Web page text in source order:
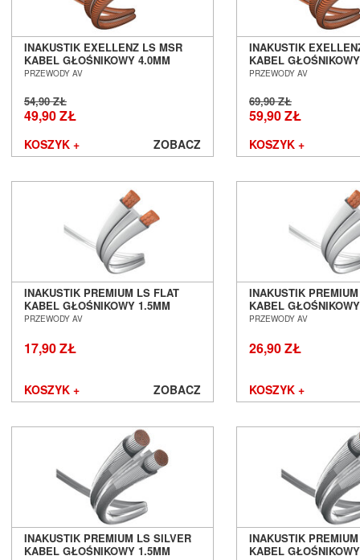
Epson
Erzetich
Esoteric Audio
Euromet
EverSolo
Ferrum
FiberPro
Final Audio
Fyne Audio
Gigawatt
Glanz
Goldring
Harman/Kardon
HiDiamond
INAKUSTIK EXELLENZ LS MSR
KABEL GŁOŚNIKOWY 4.0MM
SALON POZNAŃ WROCŁAW
PRZEWODY AV
54,90 ZŁ
49,90 ZŁ
KOSZYK + ZOBACZ
INAKUSTIK
KABEL
SALON POZNAŃ
PRZEWODY AV
69,90 ZŁ
59,90 ZŁ
KOSZYK +
INAKUSTIK PREMIUM LS FLAT
KABEL GŁOŚNIKOWY 1.5MM
SALON POZNAŃ WROCŁAW
PRZEWODY AV
17,90 ZŁ
KOSZYK + ZOBACZ
INAKUSTIK
KABEL
SALON POZNAŃ
PRZEWODY AV
26,90 ZŁ
KOSZYK +
INAKUSTIK PREMIUM LS SILVER
KABEL GŁOŚNIKOWY 1.5MM
INAKUSTIK
KABEL